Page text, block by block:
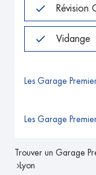
Révision
Vidange
Les Garage
Les Garage
Trouver un Garage
Lyon